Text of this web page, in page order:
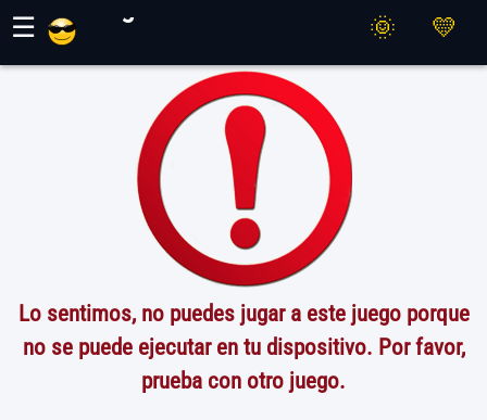
☰
Lo sentimos, no puedes jugar a este juego porque
no se puede ejecutar en tu dispositivo. Por favor,
prueba con otro juego.